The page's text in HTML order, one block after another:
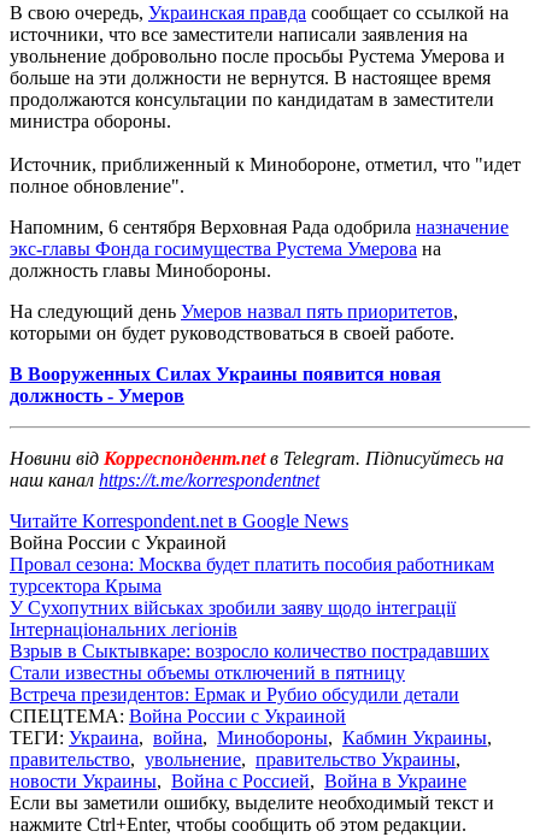
В свою очередь, Украинская правда сообщает со ссылкой на
источники, что все заместители написали заявления на
увольнение добровольно после просьбы Рустема Умерова и
больше на эти должности не вернутся. В настоящее время
продолжаются консультации по кандидатам в заместители
министра обороны.
Источник, приближенный к Минобороне, отметил, что "идет
полное обновление".
Напомним, 6 сентября Верховная Рада одобрила назначение
экс-главы Фонда госимущества Рустема Умерова на
должность главы Минобороны.
На следующий день Умеров назвал пять приоритетов,
которыми он будет руководствоваться в своей работе.
В Вооруженных Силах Украины появится новая
должность - Умеров
Новини від Корреспондент.netв Telegram. Підписуйтесь на
наш канал https://t.me/korrespondentnet
Читайте Korrespondent.net в Google News
Война России с Украиной
Провал сезона: Москва будет платить пособия работникам
турсектора Крыма
У Сухопутних військах зробили заяву щодо інтеграції
Інтернаціональних легіонів
Взрыв в Сыктывкаре: возросло количество пострадавших
Стали известны объемы отключений в пятницу
Встреча президентов: Ермак и Рубио обсудили детали
СПЕЦТЕМА: Война России с Украиной
ТЕГИ: Украина, война, Минобороны, Кабмин Украины,
правительство, увольнение, правительство Украины,
новости Украины, Война с Россией, Война в Украине
Если вы заметили ошибку, выделите необходимый текст и
нажмите Ctrl+Enter, чтобы сообщить об этом редакции.